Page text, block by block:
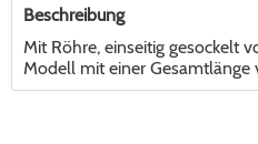
Beschreibung
Mit Röhre, einseitig gesockelt
Modell mit einer Gesamtlänge